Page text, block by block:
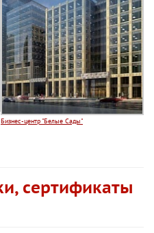
Бизнес-центр "Белые Сады"
сертификаты